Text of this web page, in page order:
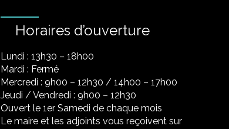
Horaires d’ouverture
Lundi : 13h30 – 18h00
Mardi : Fermé
Mercredi : 9h00 – 12h30 / 14h00 – 17h00
Jeudi / Vendredi : 9h00 – 12h30
Ouvert le 1er Samedi de chaque mois
Le maire et les adjoints vous reçoivent sur